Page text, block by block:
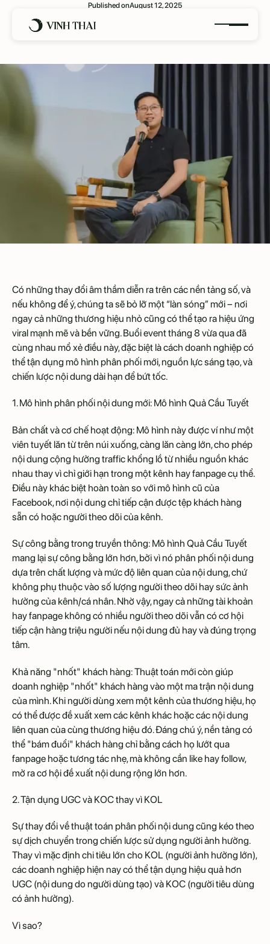
Published onAugust 12, 2025
Content viral
Có những thay đổi âm thầm diễn ra trên các nền tảng số, và
nếu không để ý, chúng ta sẽ bỏ lỡ một “làn sóng” mới – nơi
ngay cả những thương hiệu nhỏ cũng có thể tạo ra hiệu ứng
viral mạnh mẽ và bền vững. Buổi event tháng 8 vừa qua đã
cùng nhau mổ xẻ điều này, đặc biệt là cách doanh nghiệp có
thể tận dụng mô hình phân phối mới, nguồn lực sáng tạo, và
chiến lược nội dung dài hạn để bứt tốc.
1. Mô hình phân phối nội dung mới: Mô hình Quả Cầu Tuyết
Bản chất và cơ chế hoạt động: Mô hình này được ví như một
viên tuyết lăn từ trên núi xuống, càng lăn càng lớn, cho phép
nội dung cộng hưởng traffic khổng lồ từ nhiều nguồn khác
nhau thay vì chỉ giới hạn trong một kênh hay fanpage cụ thể.
Điều này khác biệt hoàn toàn so với mô hình cũ của
Facebook, nơi nội dung chỉ tiếp cận được tệp khách hàng
sẵn có hoặc người theo dõi của kênh.
Sự công bằng trong truyền thông: Mô hình Quả Cầu Tuyết
mang lại sự công bằng lớn hơn, bởi vì nó phân phối nội dung
dựa trên chất lượng và mức độ liên quan của nội dung, chứ
không phụ thuộc vào số lượng người theo dõi hay sức ảnh
hưởng của kênh/cá nhân. Nhờ vậy, ngay cả những tài khoản
hay fanpage không có nhiều người theo dõi vẫn có cơ hội
tiếp cận hàng triệu người nếu nội dung đủ hay và đúng trọng
tâm.
Khả năng "nhốt" khách hàng: Thuật toán mới còn giúp
doanh nghiệp "nhốt" khách hàng vào một ma trận nội dung
của mình. Khi người dùng xem một kênh của thương hiệu, họ
có thể được đề xuất xem các kênh khác hoặc các nội dung
liên quan của cùng thương hiệu đó. Đáng chú ý, nền tảng có
thể "bám đuổi" khách hàng chỉ bằng cách họ lướt qua
fanpage hoặc tương tác nhẹ, mà không cần like hay follow,
mở ra cơ hội đề xuất nội dung rộng lớn hơn.
2. Tận dụng UGC và KOC thay vì KOL
Sự thay đổi về thuật toán phân phối nội dung cũng kéo theo
sự dịch chuyển trong chiến lược sử dụng người ảnh hưởng.
Thay vì mặc định chi tiêu lớn cho KOL (người ảnh hưởng lớn),
các doanh nghiệp hiện nay có thể tận dụng hiệu quả hơn
UGC (nội dung do người dùng tạo) và KOC (người tiêu dùng
có ảnh hưởng).
Vì sao?